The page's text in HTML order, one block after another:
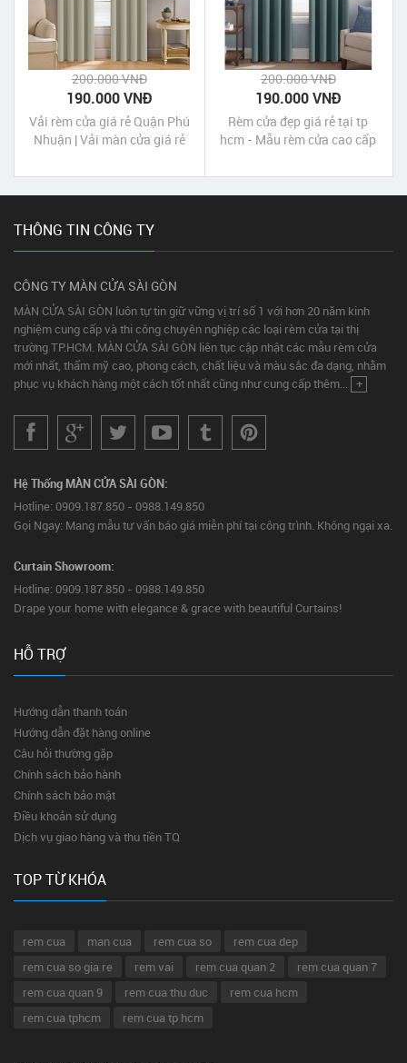
200.000 VNĐ
190.000 VNĐ
Vải rèm cửa giá rẻ Quận Phú
Nhuận | Vải màn cửa giá rẻ
200.000 VNĐ
190.000 VNĐ
Rèm cửa đẹp giá rẻ tại tp
hcm - Mẫu rèm cửa cao cấp
THÔNG TIN CÔNG TY
CÔNG TY MÀN CỬA SÀI GÒN
MÀN CỬA SÀI GÒN luôn tự tin giữ vững vị trí số 1 với hơn 20 năm kinh
nghiệm cung cấp và thi công chuyên nghiệp các loại rèm cửa tại thị
trường TP.HCM. MÀN CỬA SÀI GÒN liên tục cập nhật các mẫu rèm cửa
mới nhất, thẩm mỹ cao, phong cách, chất liệu và màu sắc đa dạng, nhằm
phục vụ khách hàng một cách tốt nhất cũng như cung cấp thêm... +
Hệ Thống MÀN CỬA SÀI GÒN:
Hotline: 0909.187.850 - 0988.149.850
Gọi Ngay: Mang mẫu tư vấn báo giá miễn phí tại công trình. Không ngại xa.
Curtain Showroom:
Hotline: 0909.187.850 - 0988.149.850
Drape your home with elegance & grace with beautiful Curtains!
HỖ TRỢ
Hướng dẫn thanh toán
Hướng dẫn đặt hàng online
Câu hỏi thường gặp
Chính sách bảo hành
Chính sách bảo mật
Điều khoản sử dụng
Dịch vụ giao hàng và thu tiền TQ
TOP TỪ KHÓA
rem cua man cua rem cua so
rem cua dep
rem cua so gia re
rem vai rem cua quan 2
rem cua quan 7
rem cua quan 9
rem cua thu duc
rem cua hcm
rem cua tphcm
rem cua tp hcm